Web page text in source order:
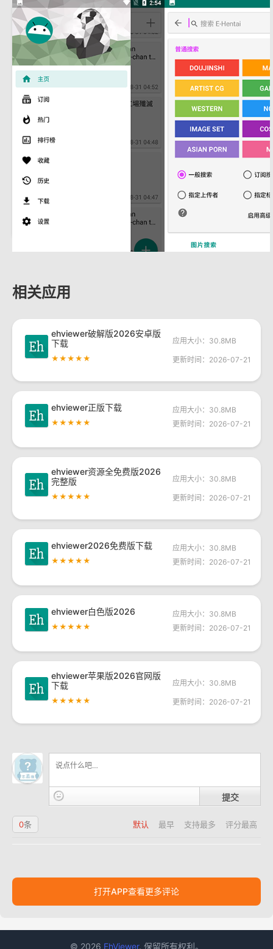
相关应用
ehviewer破解版2026安卓版
下载
★★★★★
应用大小：30.8MB
更新时间：2026-07-21
ehviewer正版下载
★★★★★
应用大小：30.8MB
更新时间：2026-07-21
ehviewer资源全免费版2026
完整版
★★★★★
应用大小：30.8MB
更新时间：2026-07-21
ehviewer2026免费版下载
★★★★★
应用大小：30.8MB
更新时间：2026-07-21
ehviewer白色版2026
★★★★★
应用大小：30.8MB
更新时间：2026-07-21
ehviewer苹果版2026官网版
下载
★★★★★
应用大小：30.8MB
更新时间：2026-07-21
提交
默认 最早 支持最多 评分最高
0条
打开APP查看更多评论
© 2026 EhViewer. 保留所有权利。